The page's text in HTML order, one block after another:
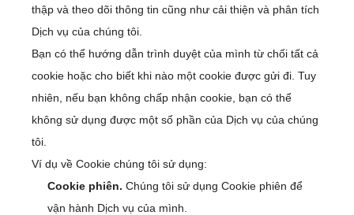
thập và theo dõi thông tin cũng như cải thiện và phân tích
Dịch vụ của chúng tôi.
Bạn có thể hướng dẫn trình duyệt của mình từ chối tất cả
cookie hoặc cho biết khi nào một cookie được gửi đi. Tuy
nhiên, nếu bạn không chấp nhận cookie, bạn có thể
không sử dụng được một số phần của Dịch vụ của chúng
tôi.
Ví dụ về Cookie chúng tôi sử dụng:
Cookie phiên. Chúng tôi sử dụng Cookie phiên để
vận hành Dịch vụ của mình.